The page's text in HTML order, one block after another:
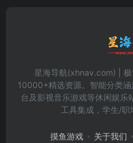
星海导航(xhnav.com) |
10000+精选资源。智能分类
台及影视音乐游戏等休闲娱乐
工具集成，学生/职
摸鱼游戏 关于我们